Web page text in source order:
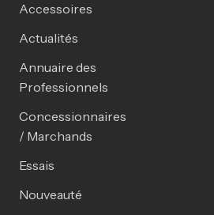
Accessoires
Actualités
Annuaire des
Professionnels
Concessionnaires
/ Marchands
Essais
Nouveauté